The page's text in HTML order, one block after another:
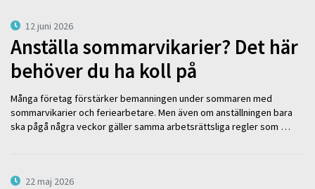
12 juni 2026
Anställa sommarvikarier? Det här
behöver du ha koll på
Många företag förstärker bemanningen under sommaren med
sommarvikarier och feriearbetare. Men även om anställningen bara
ska pågå några veckor gäller samma arbetsrättsliga regler som …
22 maj 2026